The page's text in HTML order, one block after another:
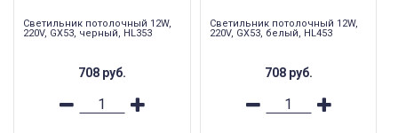
Светильник потолочный 12W,
220V, GX53, черный, HL353
708 руб.
Светильник потолочный 12W,
220V, GX53, белый, HL453
708 руб.